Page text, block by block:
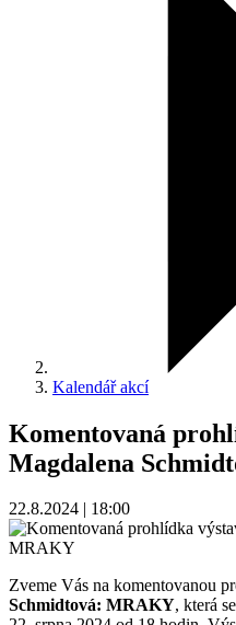
Kalendář akcí
Komentovaná
Magdalena
22.8.2024 | 18:00
Zveme Vás na komentovanou
Schmidtová: MRAKY, která